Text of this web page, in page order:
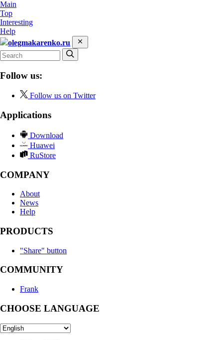
Main
Top
Interesting
Help
olegmakarenko.ru
Follow us:
Follow us on Twitter
Applications
Download
Huawei
RuStore
COMPANY
About
News
Help
PRODUCTS
"Share" button
COMMUNITY
Frank
CHOOSE LANGUAGE